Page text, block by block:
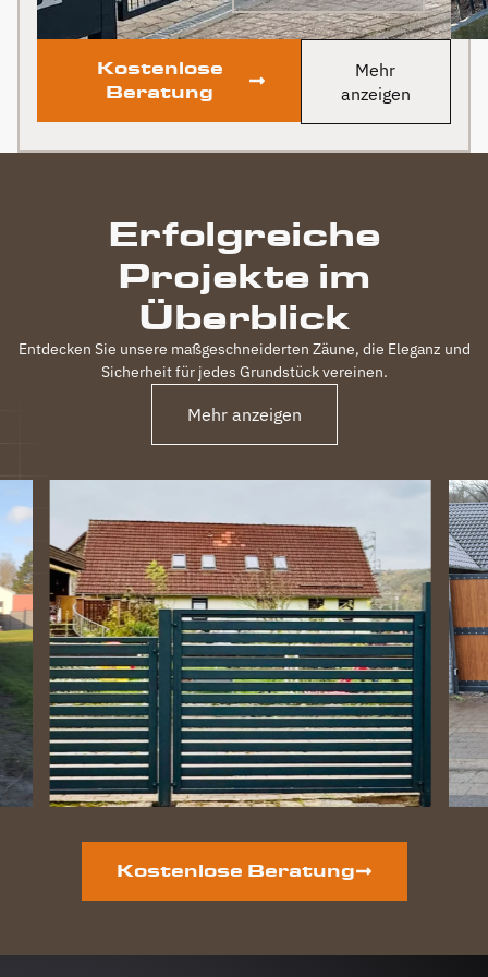
Kostenlose
Beratung
Mehr
anzeigen
Erfolgreiche
Projekte im
Überblick
Entdecken Sie unsere maßgeschneiderten Zäune, die Eleganz und
Sicherheit für jedes Grundstück vereinen.
Mehr anzeigen
Kostenlose Beratung